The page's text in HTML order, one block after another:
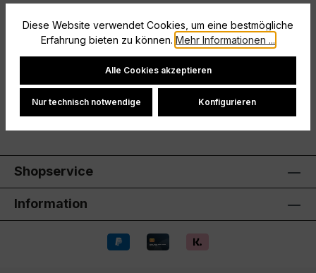
Größe: 140
Bewertungen
Shopservice
Information
Diese Website verwendet Cookies, um eine bestmögliche
Erfahrung bieten zu können. Mehr Informationen ...
Cookie-Einstellungen
Alle Cookies akzeptieren
Nur technisch notwendige Konfigurieren